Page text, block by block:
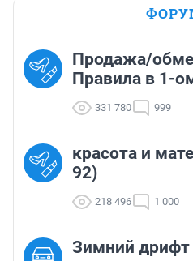
Продажа/
Правила в 1-
331 780 999
красота и
92)
218 496 1 000
Зимний дрифт